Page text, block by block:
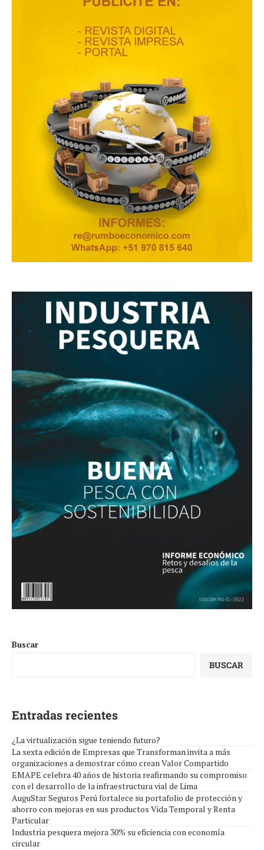
Buscar
BUSCAR
Entradas recientes
¿La virtualización sigue teniendo futuro?
La sexta edición de Empresas que Transforman invita a más
organizaciones a demostrar cómo crean Valor Compartido
EMAPE celebra 40 años de historia reafirmando su compromiso
con el desarrollo de la infraestructura vial de Lima
AuguStar Seguros Perú fortalece su portafolio de protección y
ahorro con mejoras en sus productos Vida Temporal y Renta
Particular
Industria pesquera mejora 30% su eficiencia con economía
circular